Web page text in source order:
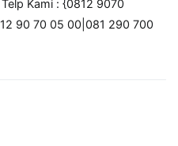
Kami : {0812 9070
90 70 05 00|081 290 700